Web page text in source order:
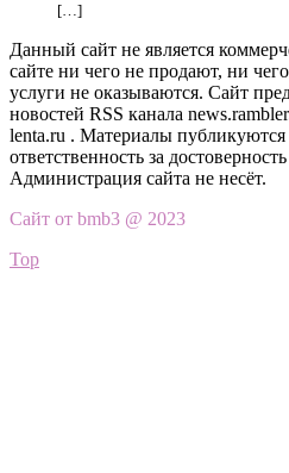
[…]
Данный сайт не является
сайте ни чего не продают, ни
услуги не оказываются. Сайт
новостей RSS канала
lenta.ru . Материалы публикуются
ответственность за
Администрация сайта не несёт.
Сайт от bmb3 @ 2023
Top